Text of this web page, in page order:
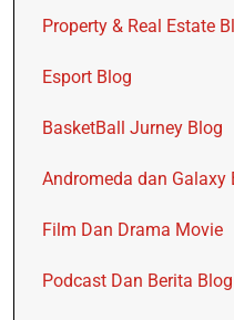
Property & Real Estate
Esport Blog
BasketBall Jurney Blog
Andromeda dan Galaxy
Film Dan Drama Movie
Podcast Dan Berita Blog